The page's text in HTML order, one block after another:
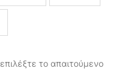
το απαιτούμενο